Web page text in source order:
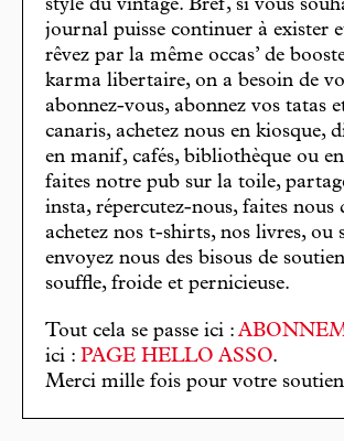
stylé du vintage. Bref, si vous
journal puisse continuer à exister
rêvez par la même occas’ de
karma libertaire, on a besoin de
abonnez-vous, abonnez vos tatas
canaris, achetez nous en kiosque,
en manif, cafés, bibliothèque ou
faites notre pub sur la toile,
insta, répercutez-nous, faites nous
achetez nos t-shirts, nos livres, ou
envoyez nous des bisous de
souffle, froide et pernicieuse.
Tout cela se passe ici :
ici : PAGE HELLO ASSO.
Merci mille fois pour votre